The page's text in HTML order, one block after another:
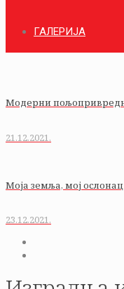
ГАЛЕРИЈА
Модерни
21.12.2021.
Моја земља, мој ослонац
23.12.2021.